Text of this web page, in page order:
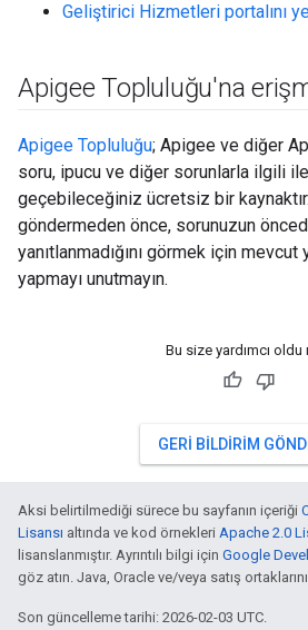
Geliştirici Hizmetleri portalını
Apigee Topluluğu'na
Apigee Topluluğu; Apigee ve diğer
soru, ipucu ve diğer sorunlarla ilgili
geçebileceğiniz ücretsiz bir
göndermeden önce, sorunuzun
yanıtlanmadığını görmek için mevcut
yapmayı unutmayın.
Bu size yardımcı oldu
GERI BILDIRIM
Aksi belirtilmediği sürece bu sayfanın içeriği
Lisansı altında ve kod örnekleri Apache 2.0
lisanslanmıştır. Ayrıntılı bilgi için Google
göz atın. Java, Oracle ve/veya satış
Son güncelleme tarihi: 2026-02-03 UTC.